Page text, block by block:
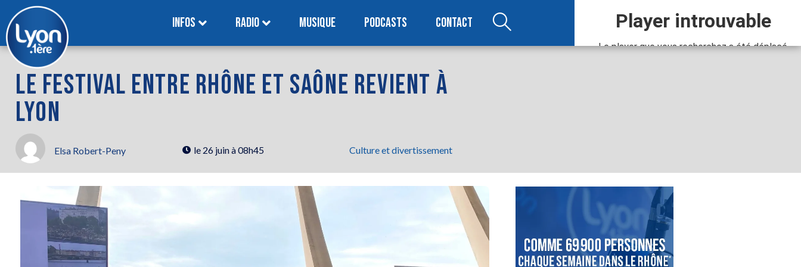
INFOS RADIO MUSIQUE PODCASTS CONTACT
LE FESTIVAL ENTRE RHÔNE ET SAÔNE REVIENT À
LYON
Elsa Robert-Peny le 26 juin à 08h45 Culture et divertissement